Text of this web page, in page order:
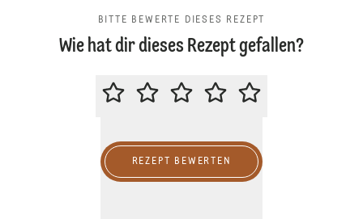
BITTE BEWERTE DIESES REZEPT
Wie hat dir dieses Rezept gefallen?
BITTE BEWERTE DIESES REZEPT
REZEPT BEWERTEN